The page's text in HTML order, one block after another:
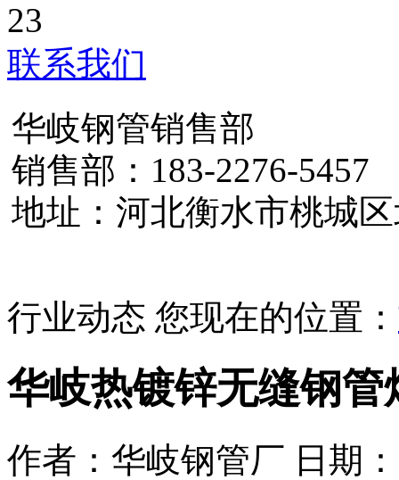
23
联系我们
华岐钢管销售部
销售部：183-2276-5457
地址：河北衡水市桃城
行业动态 您现在的位置：
华岐热镀锌无缝钢管
作者：华岐钢管厂 日期